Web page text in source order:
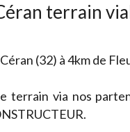
terrain
(32) à 4km de
terrain via nos